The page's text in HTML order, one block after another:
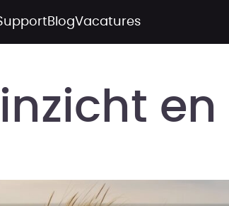
BlogVacatures